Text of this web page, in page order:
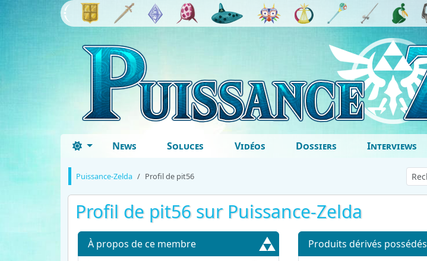
News Soluces Vidéos Dossiers Interviews
Puissance-Zelda Profil de pit56
Profil de pit56 sur Puissance-Zelda
À propos de ce membre Produits dérivés possédés